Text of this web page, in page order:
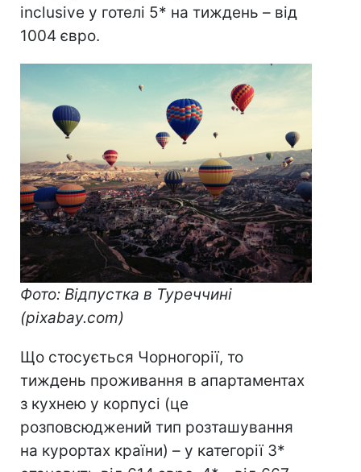
inclusive у готелі 5* на тиждень – від
1004 євро.
Фото: Відпустка в Туреччині
(pixabay.com)
Що стосується Чорногорії, то
тиждень проживання в апартаментах
з кухнею у корпусі (це
розповсюджений тип розташування
на курортах країни) – у категорії 3*